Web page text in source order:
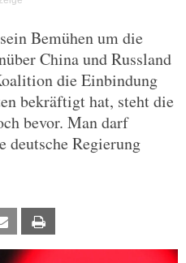
Bemühen um die
China und Russland
die Einbindung
bekräftigt hat, steht die
bevor. Man darf
deutsche Regierung
Email